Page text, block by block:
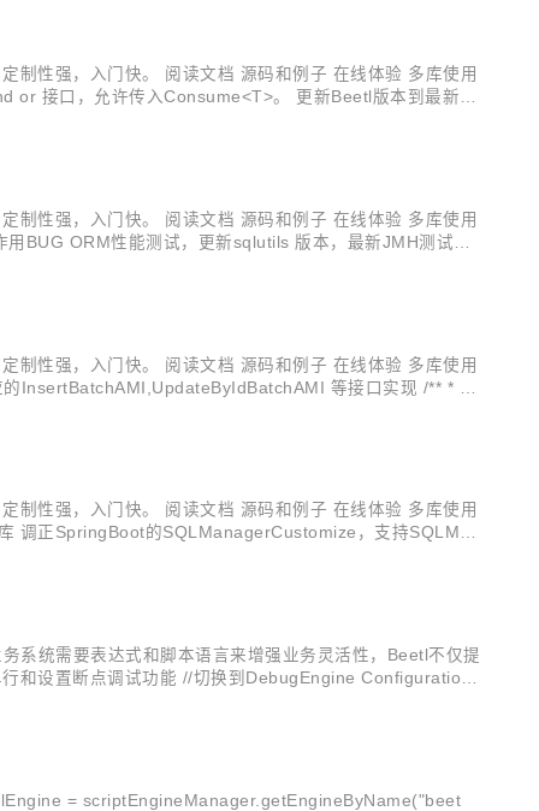
制性强，入门快。 阅读文档 源码和例子 在线体验 多库使用
接口，允许传入Consume<T>。 更新Beetl版本到最新的
制性强，入门快。 阅读文档 源码和例子 在线体验 多库使用
BUG ORM性能测试，更新sqlutils 版本，最新JMH测试结
制性强，入门快。 阅读文档 源码和例子 在线体验 多库使用
等接口实现 /** * 批
制性强，入门快。 阅读文档 源码和例子 在线体验 多库使用
调正SpringBoot的SQLManagerCustomize，支持SQLMan
系统需要表达式和脚本语言来增强业务灵活性，Beetl不仅提
和设置断点调试功能 //切换到DebugEngine Configuration
= scriptEngineManager.getEngineByName("beet